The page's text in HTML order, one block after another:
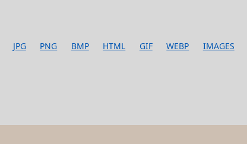
JPG PNG BMP HTML GIF WEBP IMAGES